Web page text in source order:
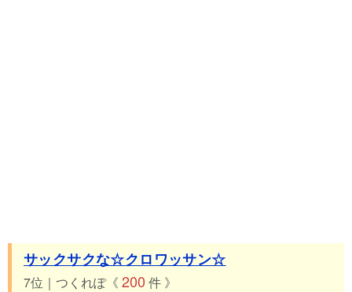
サックサクな☆クロワッサン☆
7位｜つくれぽ《 200 件 》